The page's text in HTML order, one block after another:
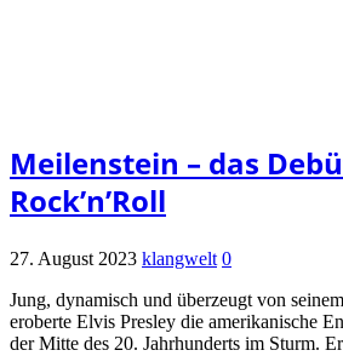
Meilenstein – das
Rock’n’Roll
27. August 2023 klangwelt 0
Jung, dynamisch und überzeugt von
eroberte Elvis Presley die amerikanische
der Mitte des 20. Jahrhunderts im Sturm.